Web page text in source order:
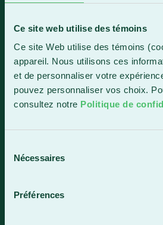
Ce site web utilise des témoins
Ce site Web utilise des témoins
appareil. Nous utilisons ces
et de personnaliser votre
pouvez personnaliser vos choix.
consultez notre Politique de
Nécessaires
Préférences
Sainte-Marie
Sainte-Marie (Québec) G6E 0R1
Horaire de la réception
Lundi-vendredi : 7 h 30 à 15 h 30
4409, rue Dollard